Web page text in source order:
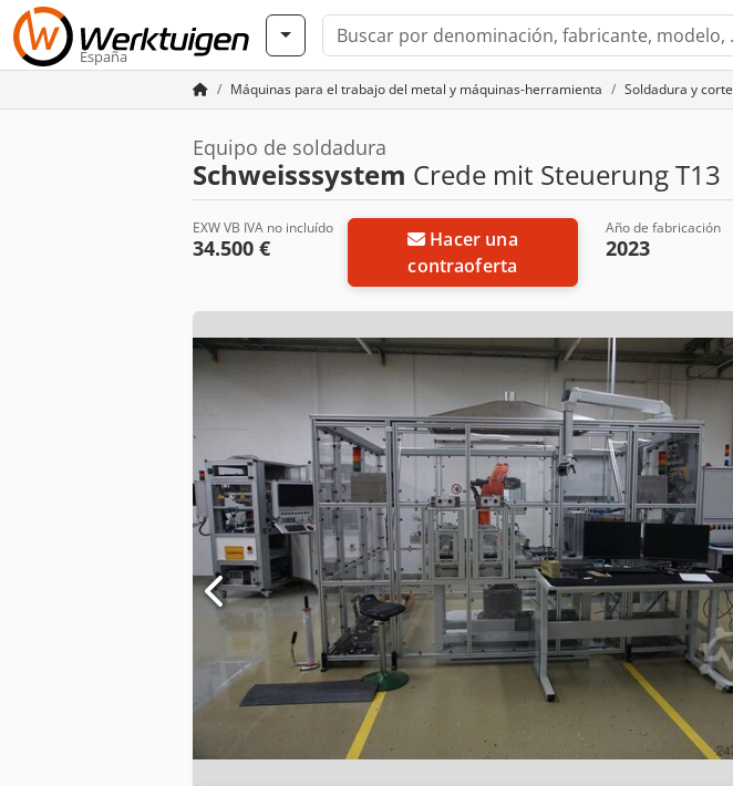
España
Máquinas para el trabajo del metal y máquinas-herramienta Soldadura y corte
Equipo de soldadura
Schweisssystem Crede mit Steuerung T13
EXW VB IVA no incluído
34.500 €
contraoferta
Año de fabricación
2023